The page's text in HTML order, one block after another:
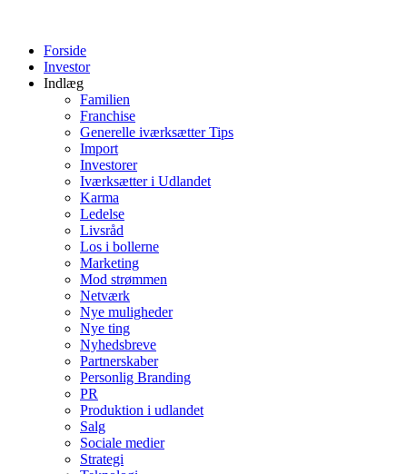
Forside
Investor
Indlæg
Familien
Franchise
Generelle iværksætter Tips
Import
Investorer
Iværksætter i Udlandet
Karma
Ledelse
Livsråd
Los i bollerne
Marketing
Mod strømmen
Netværk
Nye muligheder
Nye ting
Nyhedsbreve
Partnerskaber
Personlig Branding
PR
Produktion i udlandet
Salg
Sociale medier
Strategi